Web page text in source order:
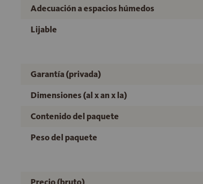
Adecuación a espacios húmedos
Lijable
Garantía (privada)
Dimensiones (al x an x la)
Contenido del paquete
Peso del paquete